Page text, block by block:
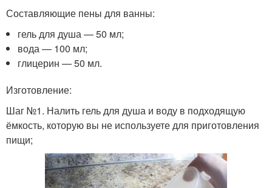
Составляющие пены для ванны:
гель для душа — 50 мл;
вода — 100 мл;
глицерин — 50 мл.
Изготовление:
Шаг №1. Налить гель для душа и воду в подходящую
ёмкость, которую вы не используете для приготовления
пищи;